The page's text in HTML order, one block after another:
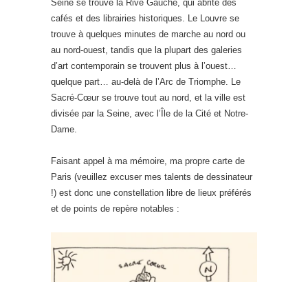
Seine se trouve la Rive Gauche, qui abrite des
cafés et des librairies historiques. Le Louvre se
trouve à quelques minutes de marche au nord ou
au nord-ouest, tandis que la plupart des galeries
d’art contemporain se trouvent plus à l’ouest…
quelque part… au-delà de l’Arc de Triomphe. Le
Sacré-Cœur se trouve tout au nord, et la ville est
divisée par la Seine, avec l’Île de la Cité et Notre-
Dame.
Faisant appel à ma mémoire, ma propre carte de
Paris (veuillez excuser mes talents de dessinateur
!) est donc une constellation libre de lieux préférés
et de points de repère notables :